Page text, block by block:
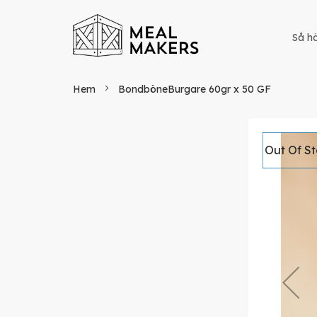
Så
Hem BondböneBurgare 60gr x 50 GF
till
slutet
Out Of